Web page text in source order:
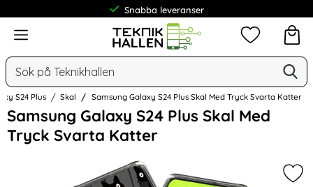
Snabba leveranser
Frakt från 19 kr
Meny
Sök
Mina
S24 Plus Skal Samsung Galaxy S24 Plus Skal Med Tryck Svarta Katter
Samsung Galaxy S24 Plus Skal Med
Tryck Svarta Katter
Hoppa
över
Bilder